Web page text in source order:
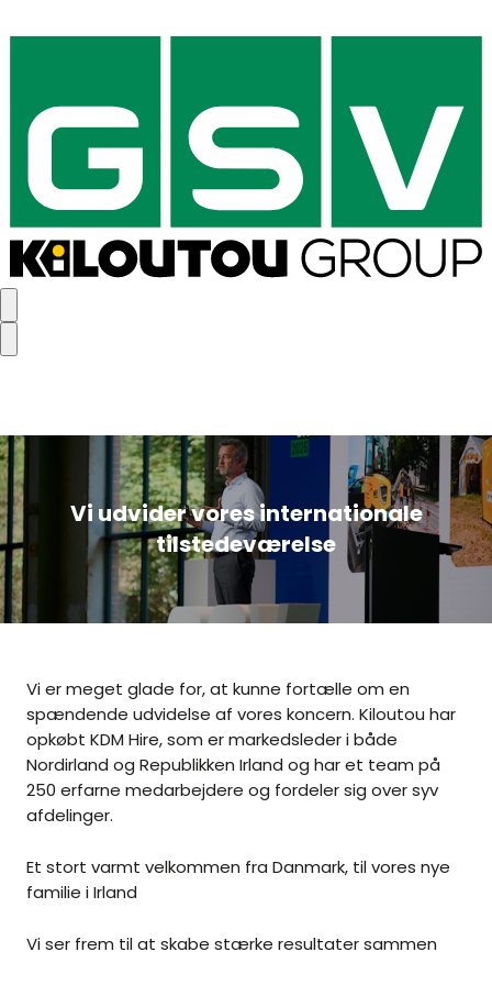
Vi udvider vores internationale
tilstedeværelse
Vi er meget glade for, at kunne fortælle om en
spændende udvidelse af vores koncern. Kiloutou har
opkøbt KDM Hire, som er markedsleder i både
Nordirland og Republikken Irland og har et team på
250 erfarne medarbejdere og fordeler sig over syv
afdelinger.
Et stort varmt velkommen fra Danmark, til vores nye
familie i Irland
Vi ser frem til at skabe stærke resultater sammen